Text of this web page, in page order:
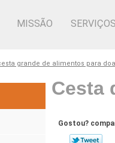
MISSÃO SERVIÇOS
grande de alimentos para
Cesta
Gostou?